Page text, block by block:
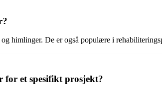
himlinger. De er også populære i
for et spesifikt prosjekt?